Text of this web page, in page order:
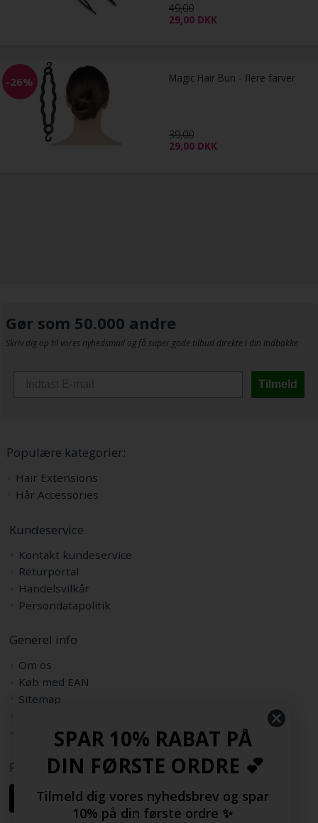
49,00
29,00 DKK
-26% Magic Hair Bun - flere farver
39,00
29,00 DKK
Gør som 50.000 andre
Skriv dig op til vores nyhedsmail og få super gode tilbud direkte i din indbakke
Tilmeld
Populære kategorier:
Hair Extensions
Hår Accessories
Kundeservice
Kontakt kundeservice
Returportal
Handelsvilkår
Persondatapolitik
Generel info
Om os
Køb med EAN
Sitemap
Samarbejdspartnere
Følg os her
SPAR 10% RABAT PÅ
DIN FØRSTE ORDRE 💕
Tilmeld dig vores nyhedsbrev og spar
10% på din første ordre ✨